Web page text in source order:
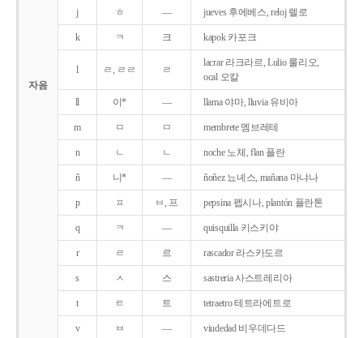
자음
j ㅎ ― jueves 후에베스, reloj 렐로
k ㅋ 크 kapok 카포크
l ㄹ, ㄹㄹ ㄹ
lacrar 라크라르, Lulio 룰리오,
ocal 오칼
ll 이* ― llama 야마, lluvia 유비아
m ㅁ ㅁ membrete 멤브레테
n ㄴ ㄴ noche 노체, flan 플란
ñ 니* ― ñoñez 뇨녜스, mañana 마냐나
p ㅍ ㅂ, 프 pepsina 펩시나, plantón 플란톤
q ㅋ ― quisquilla 키스키야
r ㄹ 르 rascador 라스카도르
s ㅅ 스 sastreria 사스트레리아
t ㅌ 트 tetraetro 테트라에트로
v ㅂ ― viudedad 비우데다드